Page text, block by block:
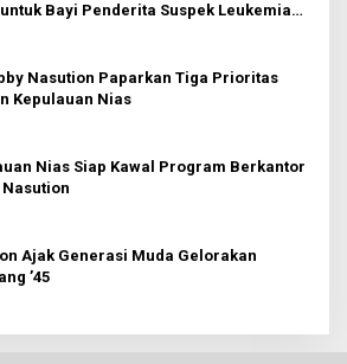
Bayi Penderita Suspek Leukemia
Nasution Paparkan Tiga Prioritas
Kepulauan Nias
Nias Siap Kawal Program Berkantor
Nasution
Ajak Generasi Muda Gelorakan
’45